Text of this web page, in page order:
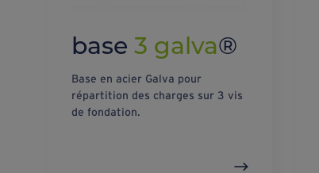
base 3 galva®
Base en acier Galva pour
répartition des charges sur 3 vis
de fondation.